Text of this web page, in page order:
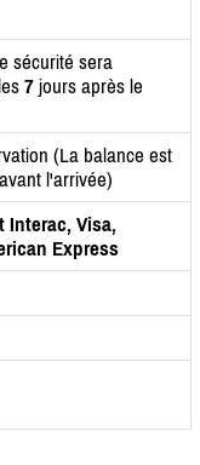
sécurité sera
7 jours après le
(La balance est
l'arrivée)
Interac, Visa,
Express